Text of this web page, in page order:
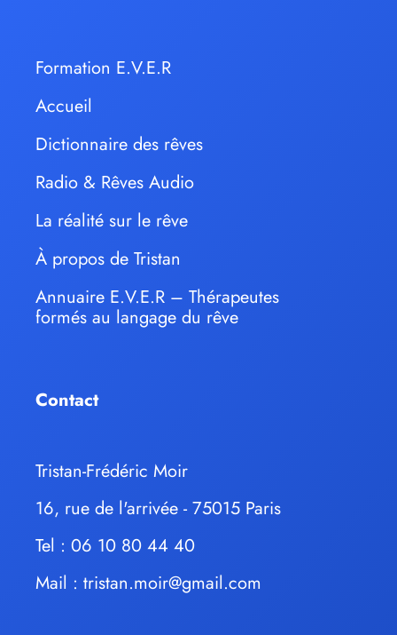
Formation E.V.E.R
Accueil
Dictionnaire des rêves
Radio & Rêves Audio
La réalité sur le rêve
À propos de Tristan
Annuaire E.V.E.R – Thérapeutes
formés au langage du rêve
Contact
Tristan-Frédéric Moir
16, rue de l'arrivée - 75015 Paris
Tel : 06 10 80 44 40
Mail : tristan.moir@gmail.com